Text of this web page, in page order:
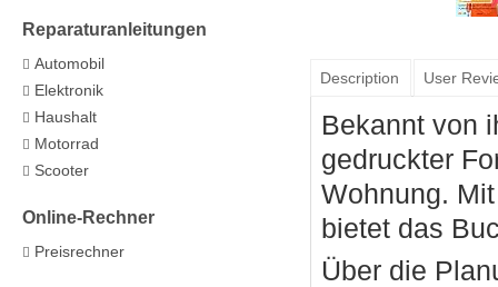
Description User
Bekannt von
gedruckter
Wohnung.
bietet das
Über die
Reparaturanleitungen
Automobil
Elektronik
Haushalt
Motorrad
Scooter
Online-Rechner
Preisrechner